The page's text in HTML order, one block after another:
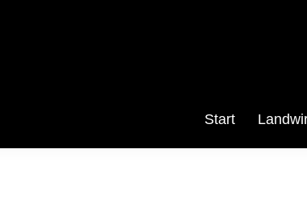
Start